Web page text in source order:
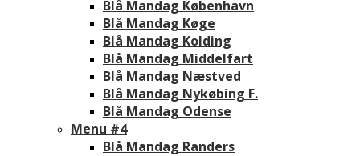
Blå Mandag København
Blå Mandag Køge
Blå Mandag Kolding
Blå Mandag Middelfart
Blå Mandag Næstved
Blå Mandag Nykøbing F.
Blå Mandag Odense
Menu #4
Blå Mandag Randers